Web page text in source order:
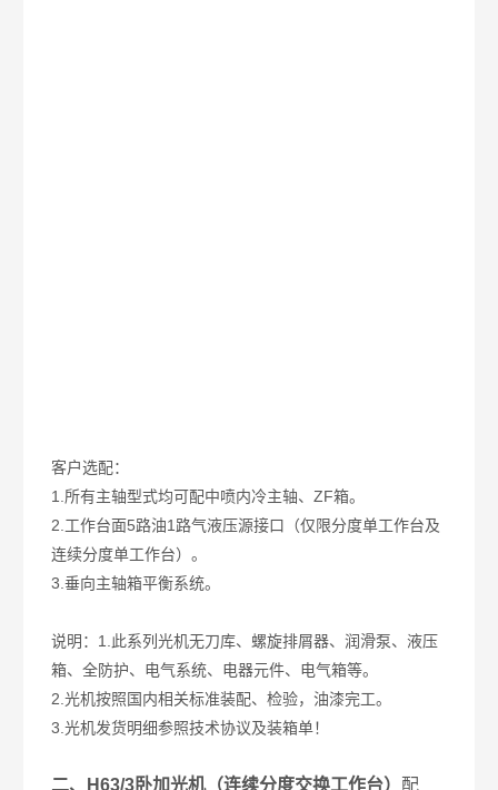
客户选配：
1.所有主轴型式均可配中喷内冷主轴、ZF箱。
2.工作台面5路油1路气液压源接口（仅限分度单工作台及
连续分度单工作台）。
3.垂向主轴箱平衡系统。
说明：1.此系列光机无刀库、螺旋排屑器、润滑泵、液压
箱、全防护、电气系统、电器元件、电气箱等。
2.光机按照国内相关标准装配、检验，油漆完工。
3.光机发货明细参照技术协议及装箱单！
二、H63/3卧加光机（连续分度交换工作台） 配